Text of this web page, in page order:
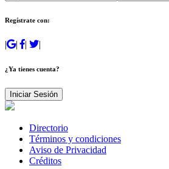
Regístrate con:
| | | |
¿Ya tienes cuenta?
Iniciar Sesión
Directorio
Términos y condiciones
Aviso de Privacidad
Créditos